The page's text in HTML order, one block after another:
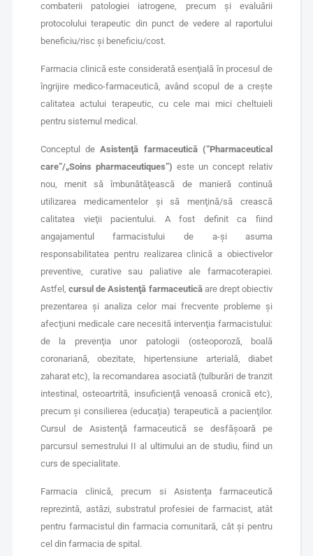
combaterii patologiei iatrogene, precum şi evaluării
protocolului terapeutic din punct de vedere al raportului
beneficiu/risc şi beneficiu/cost.
Farmacia clinică este considerată esenţială în procesul de
îngrijire medico-farmaceutică, având scopul de a creşte
calitatea actului terapeutic, cu cele mai mici cheltuieli
pentru sistemul medical.
Conceptul deAsistenţă farmaceutică (“Pharmaceutical
care”/„Soins pharmaceutiques”) este un concept relativ
nou, menit să îmbunătăţească de manieră continuă
utilizarea medicamentelor şi să menţină/să crească
calitatea vieţii pacientului. A fost definit ca fiind
angajamentul farmacistului de a-şi asuma
responsabilitatea pentru realizarea clinică a obiectivelor
preventive, curative sau paliative ale farmacoterapiei.
Astfel,cursul de Asistenţă farmaceuticăare drept obiectiv
prezentarea şi analiza celor mai frecvente probleme şi
afecţiuni medicale care necesită intervenţia farmacistului:
de la prevenţia unor patologii (osteoporoză, boală
coronariană, obezitate, hipertensiune arterială, diabet
zaharat etc), la recomandarea asociată (tulburări de tranzit
intestinal, osteoartrită, insuficienţă venoasă cronică etc),
precum şi consilierea (educaţia) terapeutică a pacienţilor.
Cursul de Asistenţă farmaceutică se desfăşoară pe
parcursul semestrului II al ultimului an de studiu, fiind un
curs de specialitate.
Farmacia clinică, precum si Asistenţa farmaceutică
reprezintă, astăzi, substratul profesiei de farmacist, atât
pentru farmacistul din farmacia comunitară, cât şi pentru
cel din farmacia de spital.